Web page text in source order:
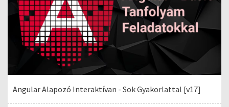
Angular Alapozó Interaktívan - Sok Gyakorlattal [v17]